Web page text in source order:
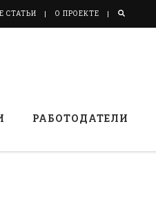
СТАТЬИ О ПРОЕКТЕ
РАБОТОДАТЕЛИ